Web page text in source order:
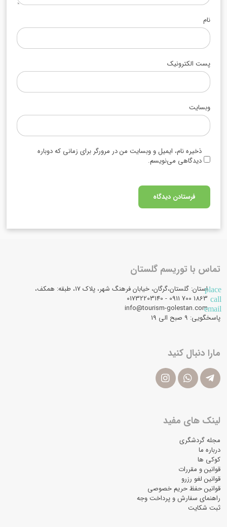
نام
پست الکترونیک
وبسایت
ذخیره نام، ایمیل و وبسایت من در مرورگر برای زمانی که دوباره
دیدگاهی می‌نویسم.
تماس با توریسم گلستان
placeاستان: گلستان،گرگان، خیابان فرهنگ شهر، پلاک 17، طبقه: همکف،
call
email
info@tourism-golestan.com
پاسخگویی: ۹ صبح الی 19
مارا دنبال کنید
لینک های مفید
مجله گردشگری
درباره ما
کوکی ها
قوانین و مقررات
قوانین لغو رزرو
قوانین حفظ حریم خصوصی
راهنمای سفارش و پرداخت وجه
ثبت شکایت